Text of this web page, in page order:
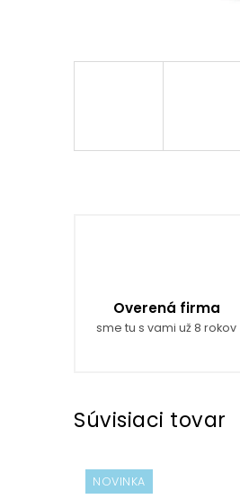
Overená firma
sme tu s vami už 8 rokov
Súvisiaci tovar
NOVINKA